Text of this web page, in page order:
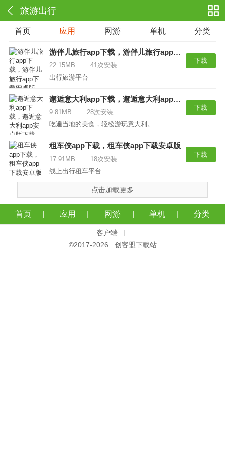
旅游出行
首页 应用 网游 单机 分类
游伴儿旅行app下载，游伴儿旅行app下载安卓版
22.15MB
41次安装
出行旅游平台
下载
邂逅意大利app下载，邂逅意大利app安卓版下载
9.81MB
28次安装
吃遍当地的美食，轻松游玩意大利。
下载
租车侠app下载，租车侠app下载安卓版
17.91MB
18次安装
线上出行租车平台
下载
点击加载更多
首页 应用 网游 单机 分类
客户端
©2017-2026 创客盟下载站